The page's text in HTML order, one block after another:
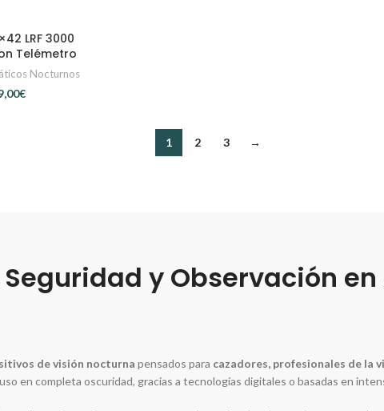
LRF 3000
Telémetro
Nocturnos
€
1 2 3 →
y Observación
de visión nocturna pensados para cazadores, profesionales de la
en completa oscuridad, gracias a tecnologías digitales o basadas en